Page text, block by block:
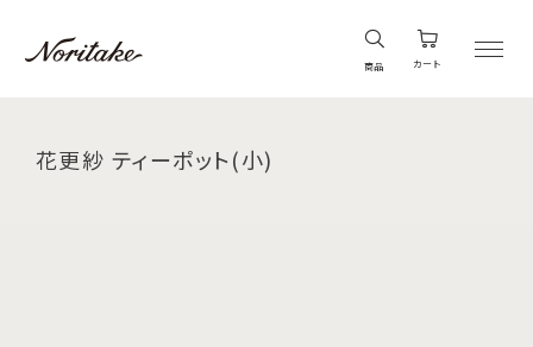
商品 カート
花更紗 ティーポット(小)